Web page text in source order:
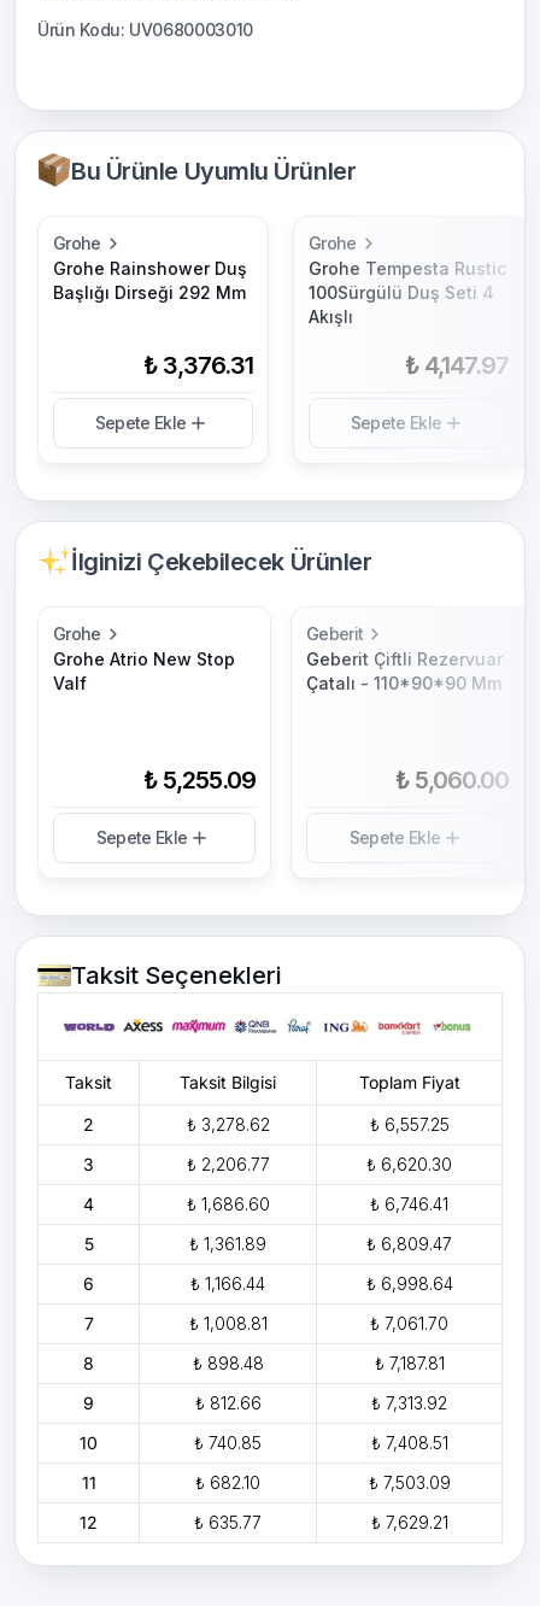
Bu Ürünle Uyumlu Ürünler
Grohe
Grohe Rainshower Duş
Başlığı Dirseği 292 Mm
₺ 3,376.31
Sepete Ekle
Grohe
Grohe Tempesta Rustic
100Sürgülü Duş Seti 4
Akışlı
₺ 4,147.97
Sepete Ekle
İlginizi Çekebilecek Ürünler
Grohe
Grohe Atrio New Stop
Valf
₺ 5,255.09
Sepete Ekle
Geberit
Geberit Çiftli Rezervuar
Çatalı - 110*90*90 Mm
₺ 5,060.00
Sepete Ekle
Ürün Kodu: UV0680003010
Taksit Seçenekleri
Taksit Taksit Bilgisi Toplam Fiyat
2 ₺ 3,278.62
₺ 6,557.25
3
₺ 2,206.77
₺ 6,620.30
4
₺ 1,686.60
₺ 6,746.41
5
₺ 1,361.89
₺ 6,809.47
6
₺ 1,166.44
₺ 6,998.64
7
₺ 1,008.81
₺ 7,061.70
8
₺ 898.48
₺ 7,187.81
9
₺ 812.66
₺ 7,313.92
10
₺ 740.85
₺ 7,408.51
11
₺ 682.10
₺ 7,503.09
12
₺ 635.77 ₺ 7,629.21